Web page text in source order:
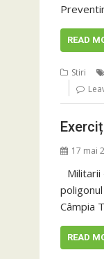
READ
Stiri
17 mai
Militarii
Câmpia
READ